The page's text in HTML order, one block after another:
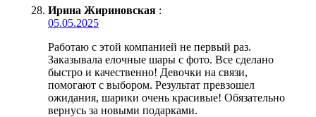
Ирина Жириновская :
05.05.2025
Работаю с этой компанией не первый раз.
Заказывала елочные шары с фото. Все сделано
быстро и качественно! Девочки на связи,
помогают с выбором. Результат превзошел
ожидания, шарики очень красивые! Обязательно
вернусь за новыми подарками.